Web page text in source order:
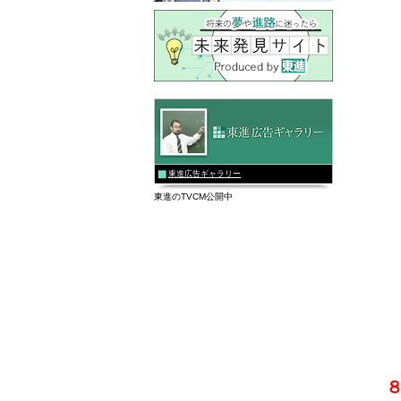
東進広告ギャラリー
東進のTVCM公開中